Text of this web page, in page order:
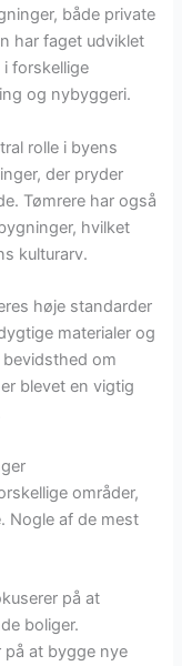
både private
har faget udviklet
forskellige
og nybyggeri.
rolle i byens
der pryder
Tømrere har også
hvilket
kulturarv.
høje standarder
materialer og
om
blevet en vigtig
områder,
Nogle af de mest
på at
boliger.
på at bygge nye